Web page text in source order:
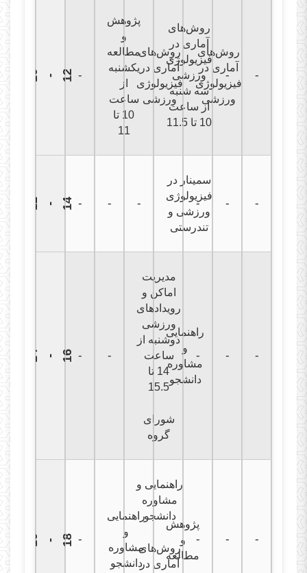
1
0 -
1 2 -
پژوهش
و
مطالعه
یکشنبه
از
ساعت
10 تا
11
روش‌های
آماری در
فیزیولوژی
ورزشی
روش‌های
آماری در
فیزیولوژی
ورزشی
سه شنبه
از ساعت
10 تا 11.5
روش‌های
آماری در
فیزیولوژی
ورزشی
- -
1
2 -
1 4 - - -
سمینار در
فیزیولوژی
ورزشی و
تندرستی
- - -
1
4 -
1 6 - -
مدیریت
اماکن و
رویدادهای
ورزشی
دوشنبه از
ساعت
14 تا
15.5
شورای
گروه
راهنمایی
و
مشاوره
دانشجو
- - -
1
6 -
1 8 -
راهنمایی
و
مشاوره
دانشجو
راهنمایی و
مشاوره
دانشجو
روش‌های
آماری در
پژوهش
و
مطالعه
- - -